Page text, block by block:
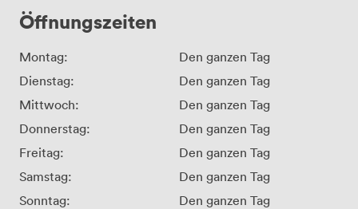
Öffnungszeiten
Montag:
Den ganzen Tag
Dienstag:
Den ganzen Tag
Mittwoch:
Den ganzen Tag
Donnerstag:
Den ganzen Tag
Freitag:
Den ganzen Tag
Samstag:
Den ganzen Tag
Sonntag:
Den ganzen Tag